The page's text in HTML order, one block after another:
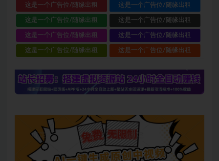
这是一个广告位/随缘出租 这是一个广告位/随缘出租
这是一个广告位/随缘出租 这是一个广告位/随缘出租
这是一个广告位/随缘出租 这是一个广告位/随缘出租
这是一个广告位/随缘出租 这是一个广告位/随缘出租